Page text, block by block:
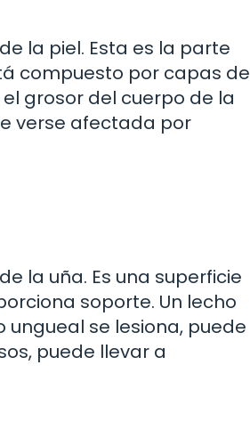
la piel. Esta es la parte
compuesto por capas de
grosor del cuerpo de la
verse afectada por
la uña. Es una superficie
soporte. Un lecho
ungueal se lesiona, puede
puede llevar a